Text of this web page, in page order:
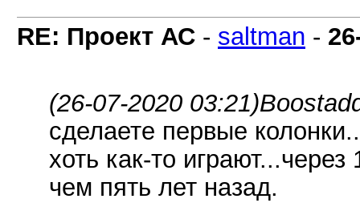
RE: Проект АС - saltman -
(26-07-2020 03:21)
сделаете первые
хоть как-то
чем пять лет назад.